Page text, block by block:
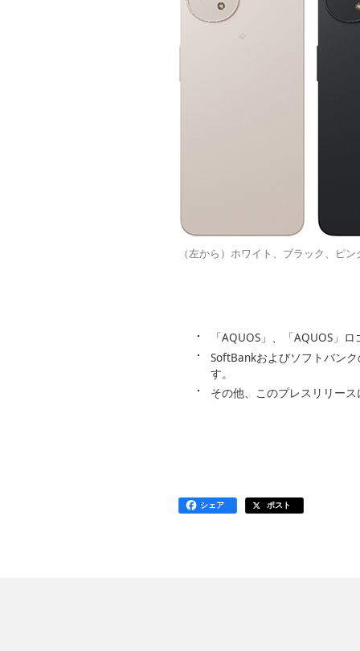
（左から）ホワイト、ブラック、ピ
「AQUOS」、「AQUOS」
SoftBankおよびソフトバン
す。
その他、このプレスリリー
シェア ポスト